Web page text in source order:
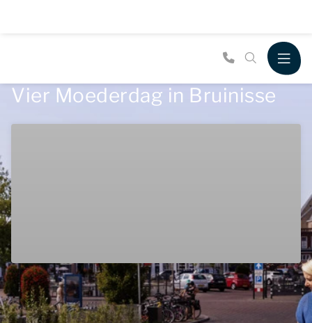
Vier Moederdag in Bruinisse